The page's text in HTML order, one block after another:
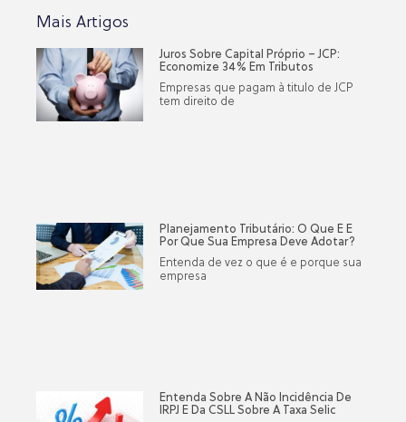
Mais Artigos
Juros Sobre Capital Próprio – JCP:
Economize 34% Em Tributos
Empresas que pagam à titulo de JCP
tem direito de
Planejamento Tributário: O Que É E
Por Que Sua Empresa Deve Adotar?
Entenda de vez o que é e porque sua
empresa
Entenda Sobre A Não Incidência De
IRPJ E Da CSLL Sobre A Taxa Selic